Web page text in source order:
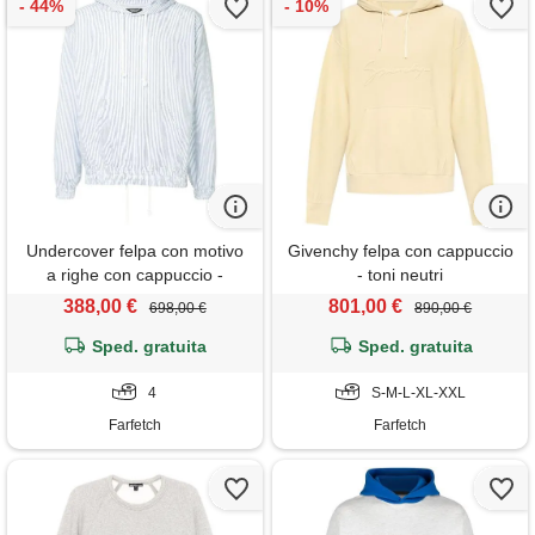
Undercover felpa con motivo
a righe con cappuccio -
bianco
388,00 € 698,00 €
Sped. gratuita
4
Farfetch
Givenchy felpa con cappuccio
- toni neutri
801,00 € 890,00 €
Sped. gratuita
S-M-L-XL-XXL
Farfetch